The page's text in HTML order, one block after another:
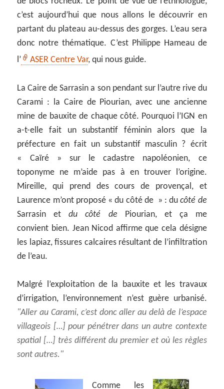
c’est aujourd’hui que nous allons le découvrir en
partant du plateau au-dessus des gorges. L’eau sera
donc notre thématique. C’est Philippe Hameau de
l’
ASER Centre Var, qui nous guide.
La Caire de Sarrasin a son pendant sur l’autre rive du
Carami : la Caire de Piourian, avec une ancienne
mine de bauxite de chaque côté. Pourquoi l’IGN en
a-t-elle fait un substantif féminin alors que la
préfecture en fait un substantif masculin ? écrit
« Caïré » sur le cadastre napoléonien, ce
toponyme ne m’aide pas à en trouver l’origine.
Mireille, qui prend des cours de provençal, et
Laurence m’ont proposé « du côté de » : ducôté de
Sarrasin etdu côté de Piourian, et ça me
convient bien. Jean Nicod affirme que cela désigne
les lapiaz, fissures calcaires résultant de l’infiltration
de l’eau.
Malgré l’exploitation de la bauxite et les travaux
d’irrigation, l’environnement n’est guère urbanisé.
Aller au Carami, c’est donc aller au delà de l’espace
villageois […] pour pénétrer dans un autre contexte
spatial […] très différent du premier et où les règles
sont autres.
Comme les